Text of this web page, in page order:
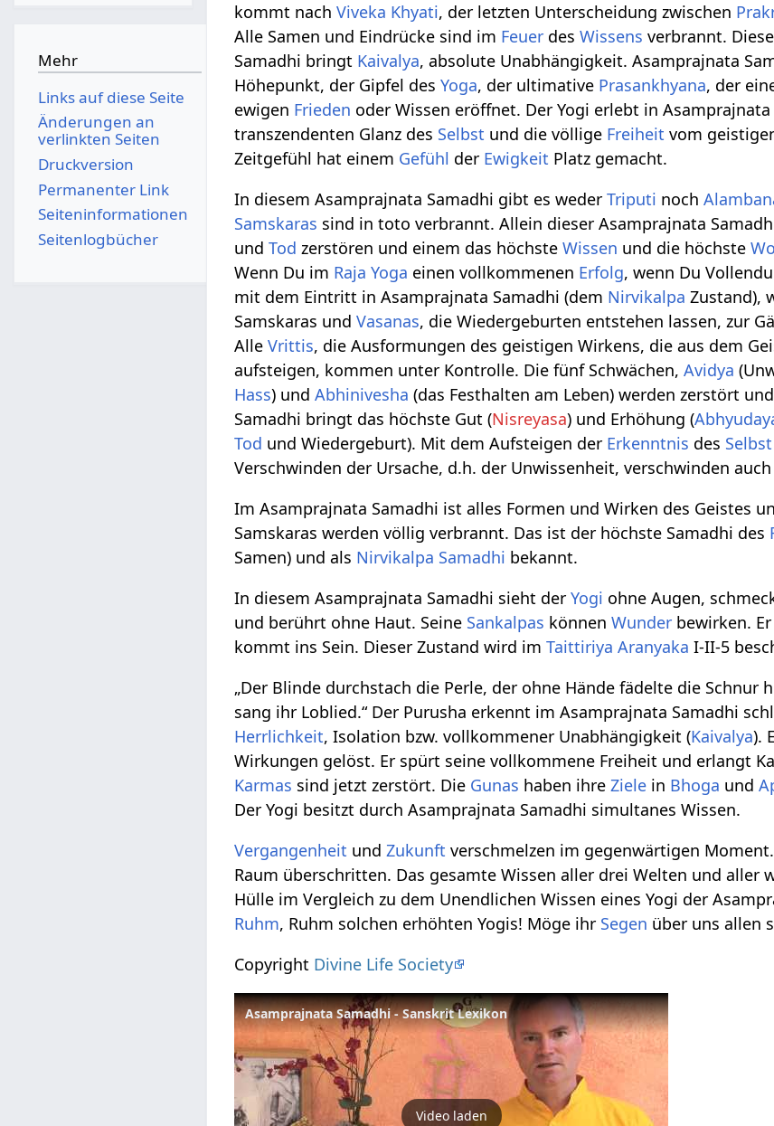
kommt nachViveka Khyati, der letzten Unterscheidung zwischen
Alle Samen und Eindrücke sind im Feuer desWissens verbrannt.
Samadhi bringt Kaivalya, absolute Unabhängigkeit. Asamprajnata
Höhepunkt, der Gipfel desYoga, der ultimative Prasankhyana, der
ewigen Frieden oder Wissen eröffnet. Der Yogi erlebt in
transzendenten Glanz des Selbst und die völlige Freiheit vom
Zeitgefühl hat einem Gefühl der Ewigkeit Platz gemacht.
In diesem Asamprajnata Samadhi gibt es wederTriputi noch
Samskaras sind in toto verbrannt. Allein dieser Asamprajnata
undTod zerstören und einem das höchsteWissen und die höchste
Wenn Du im Raja Yoga einen vollkommenen Erfolg, wenn Du
mit dem Eintritt in Asamprajnata Samadhi (dem Nirvikalpa Zustand),
Samskaras undVasanas, die Wiedergeburten entstehen lassen, zur
AlleVrittis, die Ausformungen des geistigen Wirkens, die aus dem
aufsteigen, kommen unter Kontrolle. Die fünf Schwächen,Avidya
Hass) undAbhinivesha (das Festhalten am Leben) werden zerstört
Samadhi bringt das höchste Gut (Nisreyasa) und Erhöhung (
Tod und Wiedergeburt). Mit dem Aufsteigen der Erkenntnis des Selbst
Verschwinden der Ursache, d.h. der Unwissenheit, verschwinden
Im Asamprajnata Samadhi ist alles Formen und Wirken des Geistes
Samskaras werden völlig verbrannt. Das ist der höchste Samadhi des
Samen) und als Nirvikalpa Samadhi bekannt.
In diesem Asamprajnata Samadhi sieht derYogi ohne Augen,
und berührt ohne Haut. Seine Sankalpas könnenWunder bewirken.
kommt ins Sein. Dieser Zustand wird imTaittiriya Aranyaka I-II-5
„Der Blinde durchstach die Perle, der ohne Hände fädelte die
sang ihr Loblied.“ Der Purusha erkennt im Asamprajnata Samadhi
Herrlichkeit, Isolation bzw. vollkommener Unabhängigkeit (Kaivalya).
Wirkungen gelöst. Er spürt seine vollkommene Freiheit und erlangt
Karmas sind jetzt zerstört. Die Gunas haben ihreZiele in Bhoga und
Der Yogi besitzt durch Asamprajnata Samadhi simultanes Wissen.
Vergangenheit undZukunft verschmelzen im gegenwärtigen
Raum überschritten. Das gesamte Wissen aller drei Welten und aller
Hülle im Vergleich zu dem Unendlichen Wissen eines Yogi der
Ruhm, Ruhm solchen erhöhten Yogis! Möge ihr Segen über uns allen
Copyright Divine Life Society
Asamprajnata Samadhi - Sanskrit Lexikon
Video laden
Mehr
Links auf diese Seite
Änderungen an
verlinkten Seiten
Druckversion
Permanenter Link
Seiten­­informationen
Seitenlogbücher